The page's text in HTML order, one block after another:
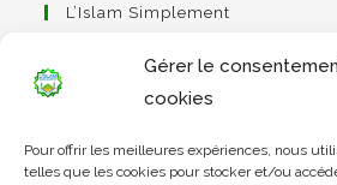
Gérer le
cookies
Pour offrir les meilleures expériences, nous
telles que les cookies pour stocker et/ou
L’Islam Simplement
dansApprendre Le Coran